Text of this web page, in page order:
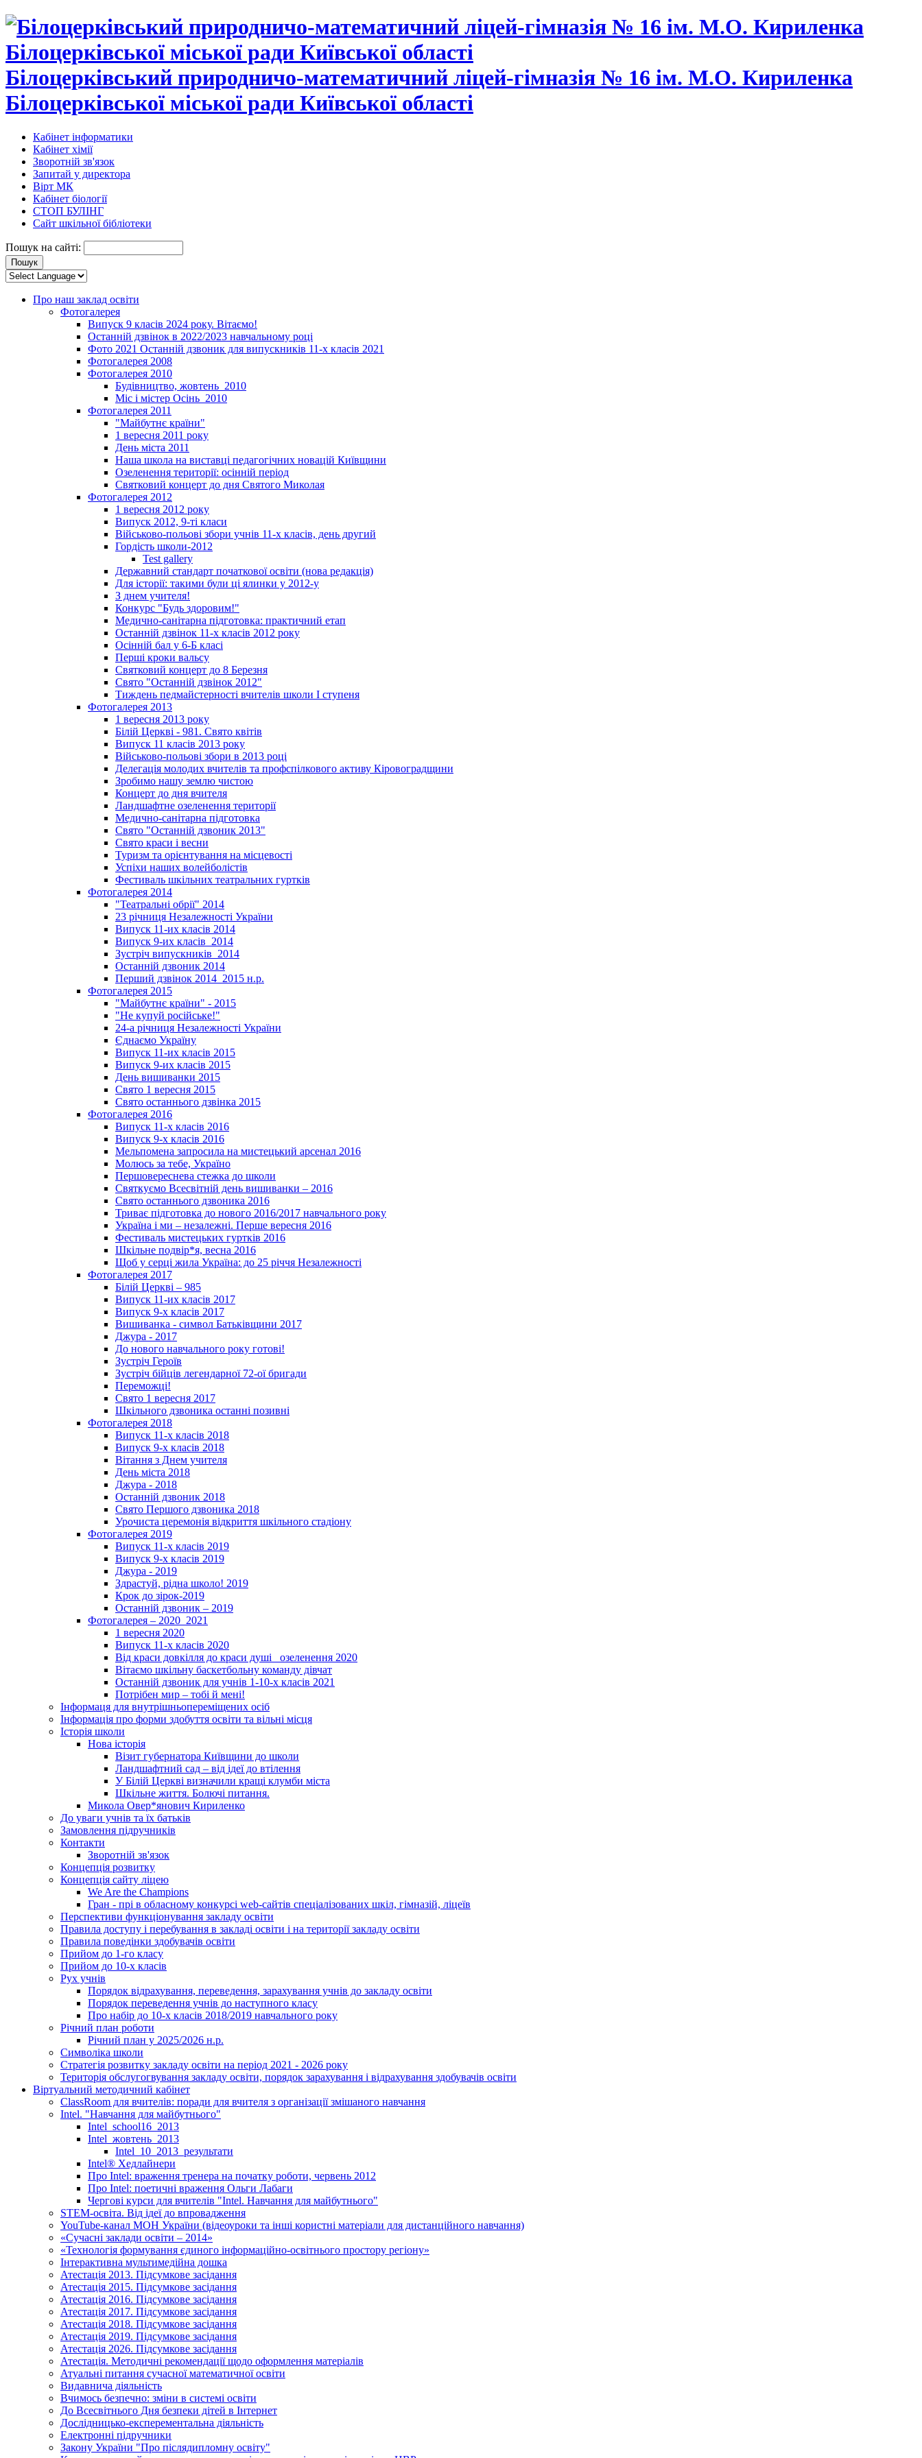
Білоцерківський природничо-математичний ліцей-гімназія № 16 ім. М.О. Кириленка
Білоцерківської міської ради Київської області
Кабінет інформатики
Кабінет хімії
Зворотній зв'язок
Запитай у директора
Вірт МК
Кабінет біології
СТОП БУЛІНГ
Сайт шкільної бібліотеки
Пошук на сайті:
Про наш заклад освіти
Фотогалерея
Випуск 9 класів 2024 року. Вітаємо!
Останній дзвінок в 2022/2023 навчальному році
Фото 2021 Останній дзвоник для випускників 11-х класів 2021
Фотогалерея 2008
Фотогалерея 2010
Будівництво, жовтень_2010
Міс і містер Осінь_2010
Фотогалерея 2011
"Майбутнє країни"
1 вересня 2011 року
День міста 2011
Наша школа на виставці педагогічних новацій Київщини
Озеленення території: осінній період
Святковий концерт до дня Святого Миколая
Фотогалерея 2012
1 вересня 2012 року
Випуск 2012, 9-ті класи
Військово-польові збори учнів 11-х класів, день другий
Гордість школи-2012
Test gallery
Державний стандарт початкової освіти (нова редакція)
Для історії: такими були ці ялинки у 2012-у
З днем учителя!
Конкурс "Будь здоровим!"
Медично-санітарна підготовка: практичний етап
Останній дзвінок 11-х класів 2012 року
Осінній бал у 6-Б класі
Перші кроки вальсу
Святковий концерт до 8 Березня
Свято "Останній дзвінок 2012"
Тиждень педмайстерності вчителів школи І ступеня
Фотогалерея 2013
1 вересня 2013 року
Білій Церкві - 981. Свято квітів
Випуск 11 класів 2013 року
Військово-польові збори в 2013 році
Делегація молодих вчителів та профспілкового активу Кіровоградщини
Зробимо нашу землю чистою
Концерт до дня вчителя
Ландшафтне озеленення території
Медично-санітарна підготовка
Свято "Останній дзвоник 2013"
Свято краси і весни
Туризм та орієнтування на місцевості
Успіхи наших волейболістів
Фестиваль шкільних театральних гуртків
Фотогалерея 2014
"Театральні обрії" 2014
23 річниця Незалежності України
Випуск 11-их класів 2014
Випуск 9-их класів_2014
Зустріч випускників_2014
Останній дзвоник 2014
Перший дзвінок 2014_2015 н.р.
Фотогалерея 2015
"Майбутнє країни" - 2015
"Не купуй російське!"
24-а річниця Незалежності України
Єднаємо Україну
Випуск 11-их класів 2015
Випуск 9-их класів 2015
День вишиванки 2015
Свято 1 вересня 2015
Свято останнього дзвінка 2015
Фотогалерея 2016
Випуск 11-х класів 2016
Випуск 9-х класів 2016
Мельпомена запросила на мистецький арсенал 2016
Молюсь за тебе, Україно
Першовереснева стежка до школи
Святкуємо Всесвітній день вишиванки – 2016
Свято останнього дзвоника 2016
Триває підготовка до нового 2016/2017 навчального року
Україна і ми – незалежні. Перше вересня 2016
Фестиваль мистецьких гуртків 2016
Шкільне подвір*я, весна 2016
Щоб у серці жила Україна: до 25­ річчя Незалежності
Фотогалерея 2017
Білій Церкві – 985
Випуск 11-их класів 2017
Випуск 9-х класів 2017
Вишиванка - символ Батьківщини 2017
Джура - 2017
До нового навчального року готові!
Зустріч Героїв
Зустріч бійців легендарної 72-ої бригади
Переможці!
Свято 1 вересня 2017
Шкільного дзвоника останні позивні
Фотогалерея 2018
Випуск 11-х класів 2018
Випуск 9-х класів 2018
Вітання з Днем учителя
День міста 2018
Джура - 2018
Останній дзвоник 2018
Свято Першого дзвоника 2018
Урочиста церемонія відкриття шкільного стадіону
Фотогалерея 2019
Випуск 11-х класів 2019
Випуск 9-х класів 2019
Джура - 2019
Здрастуй, рідна школо! 2019
Крок до зірок-2019
Останній дзвоник – 2019
Фотогалерея – 2020_2021
1 вересня 2020
Випуск 11-х класів 2020
Від краси довкілля до краси душі _озеленення 2020
Вітаємо шкільну баскетбольну команду дівчат
Останній дзвоник для учнів 1-10-х класів 2021
Потрібен мир – тобі й мені!
Інформаця для внутрішньопереміщених осіб
Інформація про форми здобуття освіти та вільні місця
Історія школи
Нова історія
Візит губернатора Київщини до школи
Ландшафтний сад – від ідеї до втілення
У Білій Церкві визначили кращі клумби міста
Шкільне життя. Болючі питання.
Микола Овер*янович Кириленко
До уваги учнів та їх батьків
Замовлення підручників
Контакти
Зворотній зв'язок
Концепція розвитку
Концепція сайту ліцею
We Are the Champions
Гран - прі в обласному конкурсі web-сайтів спеціалізованих шкіл, гімназій, ліцеїв
Перспективи функціонування закладу освіти
Правила доступу і перебування в закладі освіти і на території закладу освіти
Правила поведінки здобувачів освіти
Прийом до 1-го класу
Прийом до 10-х класів
Рух учнів
Порядок відрахування, переведення, зарахування учнів до закладу освіти
Порядок переведення учнів до наступного класу
Про набір до 10-х класів 2018/2019 навчального року
Річний план роботи
Річний план у 2025/2026 н.р.
Символіка школи
Стратегія розвитку закладу освіти на період 2021 - 2026 року
Територія обслугогвування закладу освіти, порядок зарахування і відрахування здобувачів освіти
Віртуальний методичний кабінет
ClassRoom для вчителів: поради для вчителя з організації змішаного навчання
Intel. "Навчання для майбутнього"
Intel_school16_2013
Intel_жовтень_2013
Intel_10_2013_результати
Іntel® Хедлайнери
Про Intel: враження тренера на початку роботи, червень 2012
Про Intel: поетичні враження Ольги Лабаги
Чергові курси для вчителів "Intel. Навчання для майбутнього"
STEM-освіта. Від ідеї до впровадження
YouTube-канал МОН України (відеоуроки та інші користні матеріали для дистанційного навчання)
«Сучасні заклади освіти – 2014»
«Технологія формування єдиного інформаційно-освітнього простору регіону»
Інтерактивна мультимедійна дошка
Атестація 2013. Підсумкове засідання
Атестація 2015. Підсумкове засідання
Атестація 2016. Підсумкове засідання
Атестація 2017. Підсумкове засідання
Атестація 2018. Підсумкове засідання
Атестація 2019. Підсумкове засідання
Атестація 2026. Підсумкове засідання
Атестація. Методичні рекомендації щодо оформлення матеріалів
Атуальні питання сучасної математичної освіти
Видавнича діяльність
Вчимось безпечно: зміни в системі освіти
До Всесвітнього Дня безпеки дітей в Інтернет
Дослідницько-експерементальна діяльність
Електронні підручники
Закону України "Про післядипломну освіту"